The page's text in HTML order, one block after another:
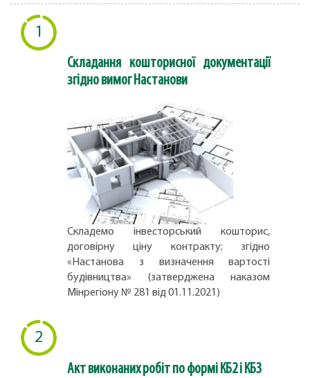
1
Складання кошторисної документації
згідно вимог Настанови
Складемо інвесторський кошторис,
договірну ціну контракту; згідно
«Настанова з визначення вартості
будівництва» (затверджена наказом
Мінрегіону № 281 від 01.11.2021)
2
Акт виконаних робіт по формі КБ2 і КБ3